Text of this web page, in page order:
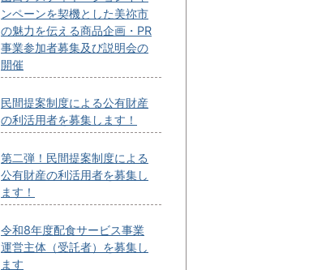
ンペーンを契機とした美祢市
の魅力を伝える商品企画・PR
事業参加者募集及び説明会の
開催
民間提案制度による公有財産
の利活用者を募集します！
第二弾！民間提案制度による
公有財産の利活用者を募集し
ます！
令和8年度配食サービス事業
運営主体（受託者）を募集し
ます